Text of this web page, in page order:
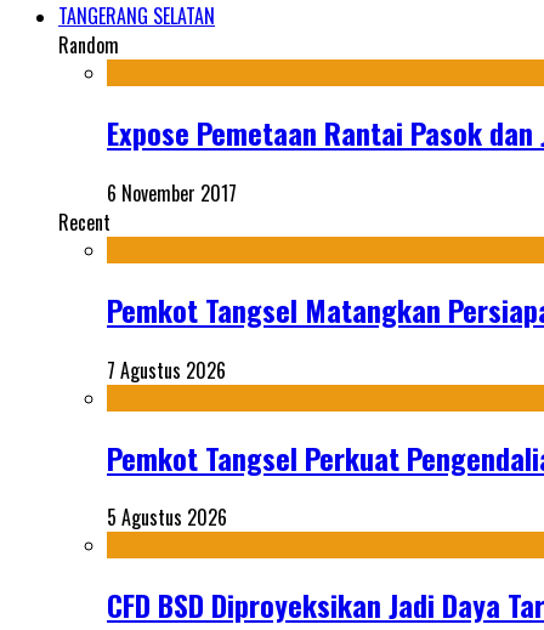
TANGERANG SELATAN
Random
Expose Pemetaan Rantai Pasok
6 November 2017
Recent
Pemkot Tangsel Matangkan
7 Agustus 2026
Pemkot Tangsel Perkuat
5 Agustus 2026
CFD BSD Diproyeksikan Jadi Daya